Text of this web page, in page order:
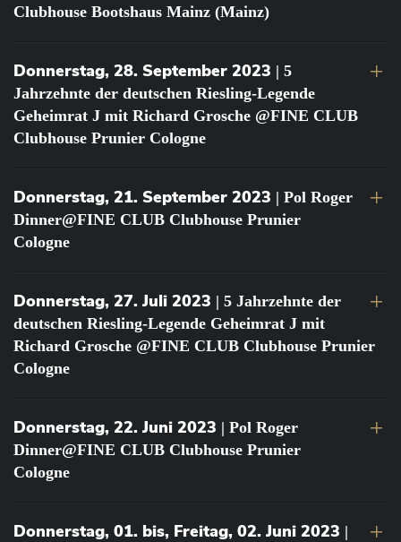
Clubhouse Bootshaus Mainz (Mainz)
Donnerstag, 28. September 2023 | 5
Jahrzehnte der deutschen Riesling-Legende
Geheimrat J mit Richard Grosche @FINE CLUB
Clubhouse Prunier Cologne
Donnerstag, 21. September 2023 | Pol Roger
Dinner@FINE CLUB Clubhouse Prunier
Cologne
Donnerstag, 27. Juli 2023 | 5 Jahrzehnte der
deutschen Riesling-Legende Geheimrat J mit
Richard Grosche @FINE CLUB Clubhouse Prunier
Cologne
Donnerstag, 22. Juni 2023 | Pol Roger
Dinner@FINE CLUB Clubhouse Prunier
Cologne
Donnerstag, 01. bis, Freitag, 02. Juni 2023 |